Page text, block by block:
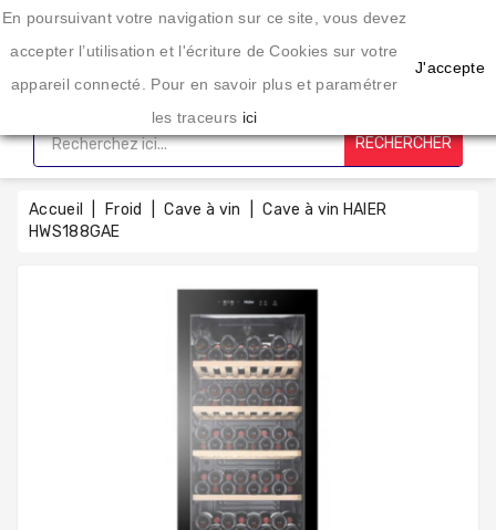
Une enseigne spécialisée dans l'éléctroménager depuis 20 ans
CATÉGORIE
Accueil
Lavage
Sechage
RECHERCHER
Accueil Froid Cave à vin
Cave à vin HAIER
HWS188GAE
En poursuivant votre navigation sur ce site, vous devez
accepter l’utilisation et l'écriture de Cookies sur votre
appareil connecté. Pour en savoir plus et paramétrer
les traceurs ici
J'accepte